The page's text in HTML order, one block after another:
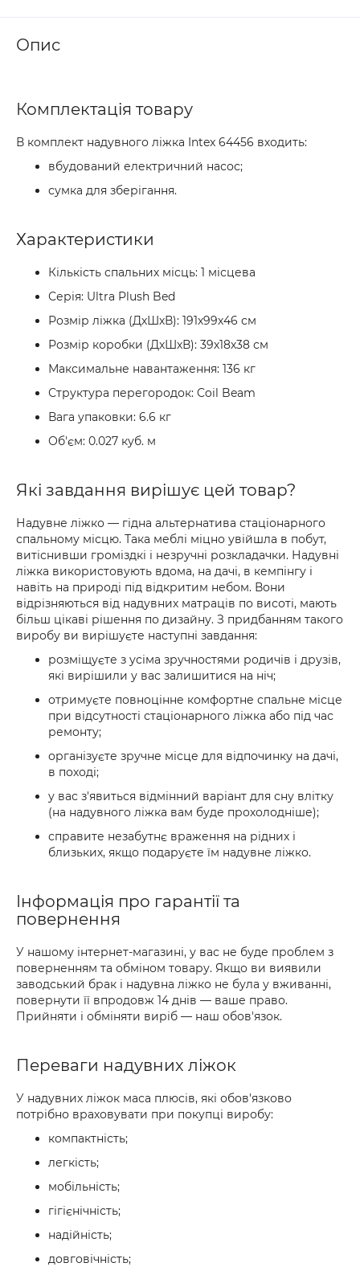
Опис
Комплектація товару
В комплект надувного ліжка Intex 64456 входить:
вбудований електричний насос;
сумка для зберігання.
Характеристики
Кількість спальних місць: 1 місцева
Серія: Ultra Plush Bed
Розмір ліжка (ДхШхВ): 191х99х46 см
Розмір коробки (ДхШхВ): 39х18х38 см
Максимальне навантаження: 136 кг
Структура перегородок: Coil Beam
Вага упаковки: 6.6 кг
Об'єм: 0.027 куб. м
Які завдання вирішує цей товар?
Надувне ліжко — гідна альтернатива стаціонарного
спальному місцю. Така меблі міцно увійшла в побут,
витіснивши громіздкі і незручні розкладачки. Надувні
ліжка використовують вдома, на дачі, в кемпінгу і
навіть на природі під відкритим небом. Вони
відрізняються від надувних матраців по висоті, мають
більш цікаві рішення по дизайну. З придбанням такого
виробу ви вирішуєте наступні завдання:
розміщуєте з усіма зручностями родичів і друзів,
які вирішили у вас залишитися на ніч;
отримуєте повноцінне комфортне спальне місце
при відсутності стаціонарного ліжка або під час
ремонту;
організуєте зручне місце для відпочинку на дачі,
в поході;
у вас з'явиться відмінний варіант для сну влітку
(на надувного ліжка вам буде прохолодніше);
справите незабутнє враження на рідних і
близьких, якщо подаруєте їм надувне ліжко.
Інформація про гарантії та
повернення
У нашому інтернет-магазині, у вас не буде проблем з
поверненням та обміном товару. Якщо ви виявили
заводський брак і надувна ліжко не була у вживанні,
повернути її впродовж 14 днів — ваше право.
Прийняти і обміняти виріб — наш обов'язок.
Переваги надувних ліжок
У надувних ліжок маса плюсів, які обов'язково
потрібно враховувати при покупці виробу:
компактність;
легкість;
мобільність;
гігієнічність;
надійність;
довговічність;